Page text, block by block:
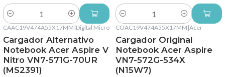
Cantidad Cantidad
CAAC19V474A55X17MM |Digital Micro
Cargador Alternativo
Notebook Acer Aspire V
Nitro VN7-571G-70UR
(MS2391)
COAC19V474A55X17MM |Acer
Cargador Original
Notebook Acer Aspire
VN7-572G-534X
(N15W7)